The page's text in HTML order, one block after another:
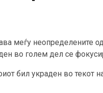
меѓу неопределените
во голем дел се
бил украден во текот